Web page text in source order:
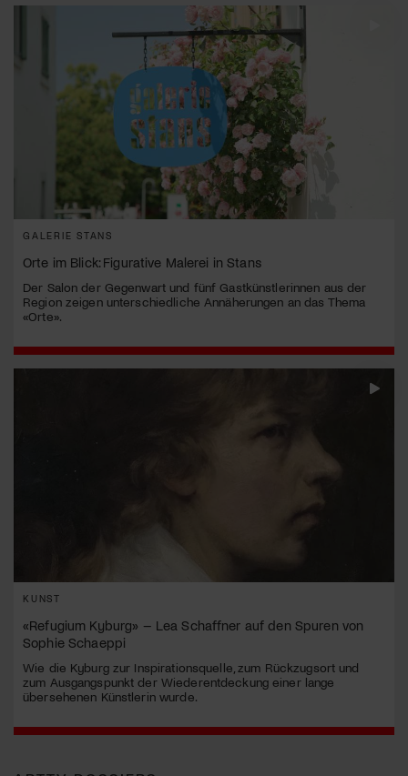
GALERIE STANS
Orte im Blick: Figurative Malerei in Stans
Der Salon der Gegenwart und fünf Gastkünstlerinnen aus der
Region zeigen unterschiedliche Annäherungen an das Thema
«Orte».
KUNST
«Refugium Kyburg» – Lea Schaffner auf den Spuren von
Sophie Schaeppi
Wie die Kyburg zur Inspirationsquelle, zum Rückzugsort und
zum Ausgangspunkt der Wiederentdeckung einer lange
übersehenen Künstlerin wurde.